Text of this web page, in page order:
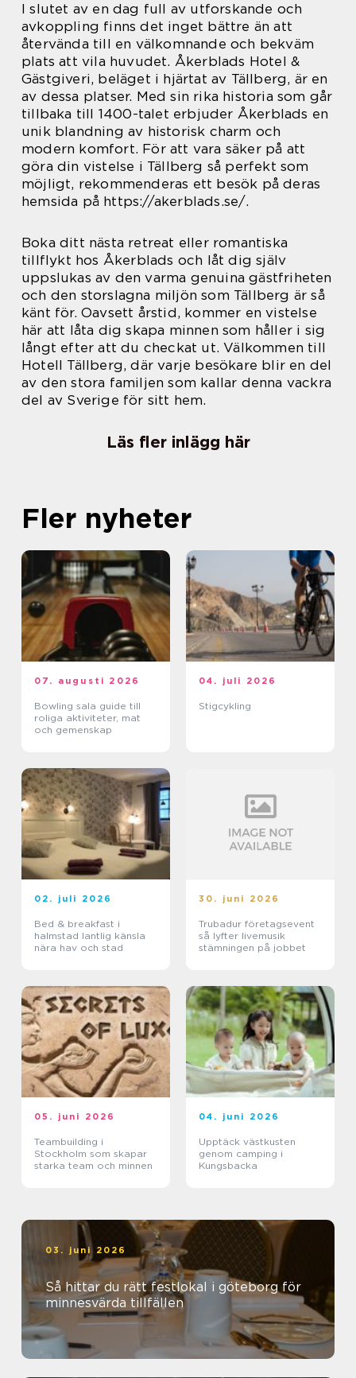
I slutet av en dag full av utforskande och
avkoppling finns det inget bättre än att
återvända till en välkomnande och bekväm
plats att vila huvudet. Åkerblads Hotel &
Gästgiveri, beläget i hjärtat av Tällberg, är en
av dessa platser. Med sin rika historia som går
tillbaka till 1400-talet erbjuder Åkerblads en
unik blandning av historisk charm och
modern komfort. För att vara säker på att
göra din vistelse i Tällberg så perfekt som
möjligt, rekommenderas ett besök på deras
hemsida på https://akerblads.se/.
Boka ditt nästa retreat eller romantiska
tillflykt hos Åkerblads och låt dig själv
uppslukas av den varma genuina gästfriheten
och den storslagna miljön som Tällberg är så
känt för. Oavsett årstid, kommer en vistelse
här att låta dig skapa minnen som håller i sig
långt efter att du checkat ut. Välkommen till
Hotell Tällberg, där varje besökare blir en del
av den stora familjen som kallar denna vackra
del av Sverige för sitt hem.
Läs fler inlägg här
Fler nyheter
07. augusti 2026
Bowling sala guide till
roliga aktiviteter, mat
och gemenskap
04. juli 2026
Stigcykling
02. juli 2026
Bed & breakfast i
halmstad lantlig känsla
nära hav och stad
30. juni 2026
Trubadur företagsevent
så lyfter livemusik
stämningen på jobbet
05. juni 2026
Teambuilding i
Stockholm som skapar
starka team och minnen
04. juni 2026
Upptäck västkusten
genom camping i
Kungsbacka
03. juni 2026
Så hittar du rätt festlokal i göteborg för
minnesvärda tillfällen